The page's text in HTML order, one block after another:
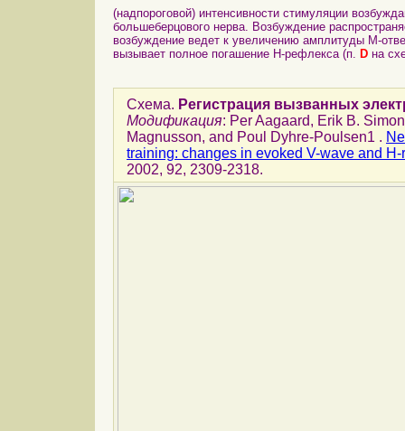
(надпороговой) интенсивности стимуляции
большеберцового нерва. Возбуждение
возбуждение ведет к увеличению амплитуды M-
вызывает полное погашение H-рефлекса (п. D на
Схема. Регистрация вызванных
Модификация: Per Aagaard, Erik B.
Magnusson, and Poul Dyhre-Poulsen1 .
training: changes in evoked V-wave and
2002, 92, 2309-2318.